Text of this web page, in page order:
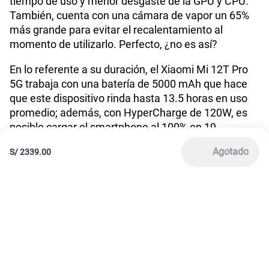
América Móvil Perú S.A.C. | RUC 20467534026
Todos los derechos reservados 2026
Condiciones de garantía de equipos|
Política de Privacidad|Derechos ARCO |
Sistema de consultas Tarifarias|Neutralidad de Red |
Sistema de Consulta de Deudas| Legal y regulatorio